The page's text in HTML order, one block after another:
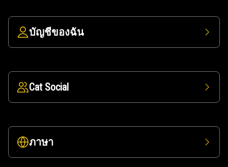
บัญชีของฉัน
Cat Social
ภาษา